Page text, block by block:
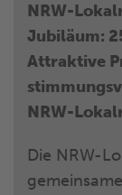
Gutscheine,
kaufen gibt,
Ranking
ein privates
Gold mit
NRW-
Jubiläum:
Attraktive
NRW-
Die NRW-